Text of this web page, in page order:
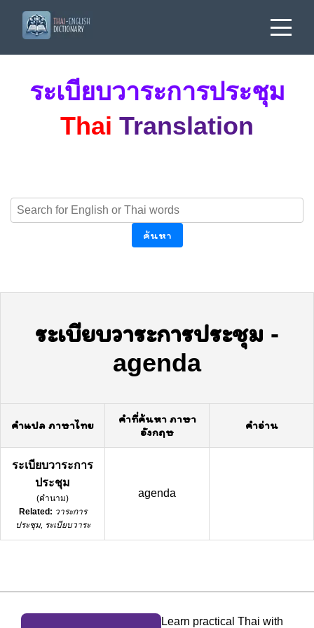
ระเบียบวาระการประชุม
Thai Translation
ค้นหา
ระเบียบวาระการประชุม -
agenda
คำแปล ภาษาไทย
คำที่ค้นหา ภาษา
อังกฤษ
คำอ่าน
ระเบียบวาระการ
ประชุม
(คำนาม)
Related: วาระการ
ประชุม, ระเบียบวาระ
agenda
Learn practical Thai with